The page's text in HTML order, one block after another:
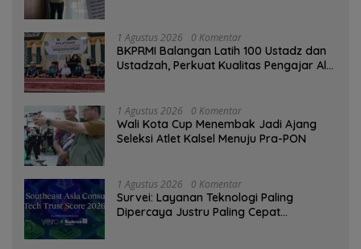
1 Agustus 2026 0 Komentar
BKPRMI Balangan Latih 100 Ustadz dan
Ustadzah, Perkuat Kualitas Pengajar Al-
1 Agustus 2026 0 Komentar
Wali Kota Cup Menembak Jadi Ajang
Seleksi Atlet Kalsel Menuju Pra-PON
1 Agustus 2026 0 Komentar
Survei: Layanan Teknologi Paling
Dipercaya Justru Paling Cepat